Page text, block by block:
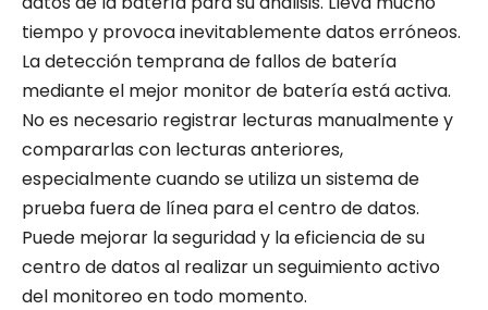
tiempo y provoca inevitablemente datos erróneos.
La detección temprana de fallos de batería
mediante el mejor monitor de batería está activa.
No es necesario registrar lecturas manualmente y
compararlas con lecturas anteriores,
especialmente cuando se utiliza un sistema de
prueba fuera de línea para el centro de datos.
Puede mejorar la seguridad y la eficiencia de su
centro de datos al realizar un seguimiento activo
del monitoreo en todo momento.